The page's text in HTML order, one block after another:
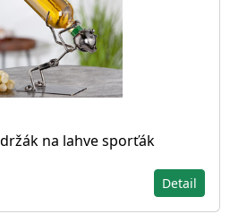
na lahve sporťák
Detail